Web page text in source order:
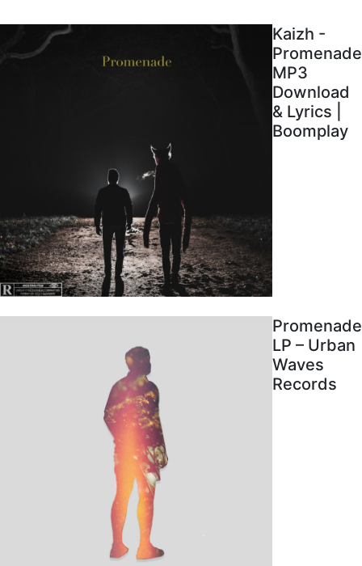
Kaizh -
Promenade
MP3
Download
& Lyrics |
Boomplay
Promenade
LP – Urban
Waves
Records